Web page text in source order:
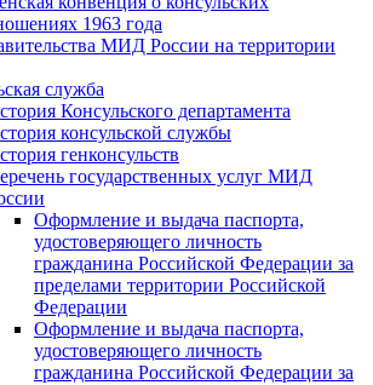
1963 года
МИД России на территории
служба
Консульского департамента
консульской службы
генконсульств
государственных услуг МИД
Оформление и выдача паспорта,
удостоверяющего личность
гражданина Российской Федерации за
пределами территории Российской
Федерации
Оформление и выдача паспорта,
удостоверяющего личность
гражданина Российской Федерации за